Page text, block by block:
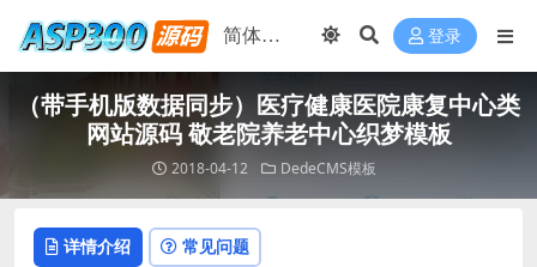
登录
（带手机版数据同步）医疗健康医院康复中心类
网站源码 敬老院养老中心织梦模板
2018-04-12 DedeCMS模板
详情介绍 常见问题